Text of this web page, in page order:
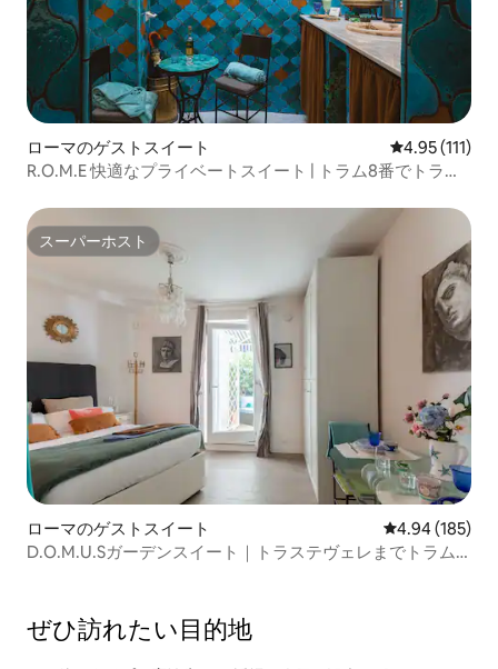
ローマのゲストスイート レビュー111
4.95 (111)
R.O.M.E 快適なプライベートスイート | トラム8番でトラス
スーパーホスト
スーパーホスト
ローマのゲストスイート レビュー185
4.94 (185)
D.O.M.U.Sガーデンスイート｜トラステヴェレまでトラム
ぜひ訪⁠れ⁠た⁠い目⁠的⁠地